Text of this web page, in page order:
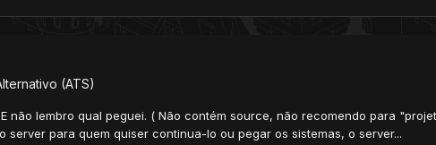
(ATS)
não lembro qual peguei. ( Não contém source, não recomendo para
server para quem quiser continua-lo ou pegar os sistemas, o server...